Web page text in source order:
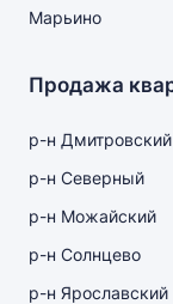
Марьино
Продажа
р-н Дмитровский
р-н Северный
р-н Можайский
р-н Солнцево
р-н Ярославский